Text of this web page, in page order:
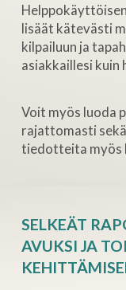
lisäät kätevästi
kilpailuun ja
asiakkaillesi kuin
Voit myös luoda
rajattomasti
tiedotteita myös
SELKEÄT
AVUKSI JA